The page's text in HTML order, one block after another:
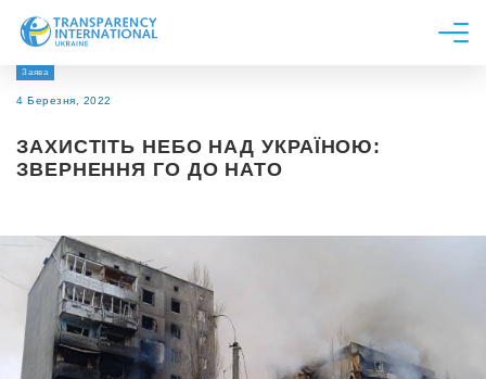
Про нас
Дослідження
Долучитися
Заява
4 Березня, 2022
ЗАХИСТІТЬ НЕБО НАД УКРАЇНОЮ:
ЗВЕРНЕННЯ ГО ДО НАТО